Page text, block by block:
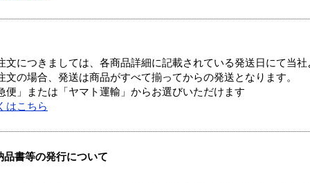
文につきましては、各商品詳細に記載されている発送日にて当社
文の場合、発送は商品がすべて揃ってからの発送となります。
」または「ヤマト運輸」からお選びいただけます
はこちら
品書等の発行について